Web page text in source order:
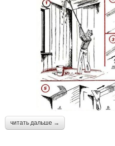
читать дальше →